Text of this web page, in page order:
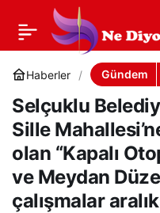
Haberler Gündem
Selçuklu
Sille
olan “Kapalı
ve Meydan
çalışmalar
Selçuklu Belediyesi
tarafından tarihi Sille
Mahallesi’ne
kazandırılacak olan
“Kapalı Otopark,